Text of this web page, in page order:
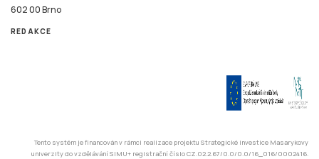
602 00 Brno
REDAKCE
Tento systém je financován v rámci realizace projektu Strategické investice Masarykovy
univerzity do vzdělávání SIMU+ registrační číslo CZ.02.2.67/0.0/0.0/16_016/0002416.